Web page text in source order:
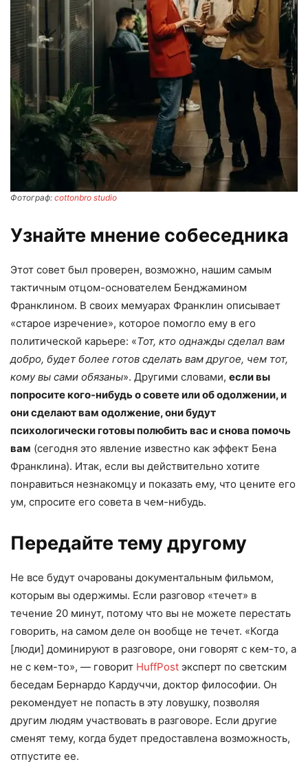
Фотограф: cottonbro studio
Узнайте мнение собеседника
Этот совет был проверен, возможно, нашим самым
тактичным отцом-основателем Бенджамином
Франклином. В своих мемуарах Франклин описывает
«старое изречение», которое помогло ему в его
политической карьере: «Тот, кто однажды сделал вам
добро, будет более готов сделать вам другое, чем тот,
кому вы сами обязаны». Другими словами, если вы
попросите кого-нибудь о совете или об одолжении, и
они сделают вам одолжение, они будут
психологически готовы полюбить вас и снова помочь
вам (сегодня это явление известно как эффект Бена
Франклина). Итак, если вы действительно хотите
понравиться незнакомцу и показать ему, что цените его
ум, спросите его совета в чем-нибудь.
Передайте тему другому
Не все будут очарованы документальным фильмом,
которым вы одержимы. Если разговор «течет» в
течение 20 минут, потому что вы не можете перестать
говорить, на самом деле он вообще не течет. «Когда
[люди] доминируют в разговоре, они говорят с кем-то, а
не с кем-то», — говорит HuffPost эксперт по светским
беседам Бернардо Кардуччи, доктор философии. Он
рекомендует не попасть в эту ловушку, позволяя
другим людям участвовать в разговоре. Если другие
сменят тему, когда будет предоставлена ​​возможность,
отпустите ее.